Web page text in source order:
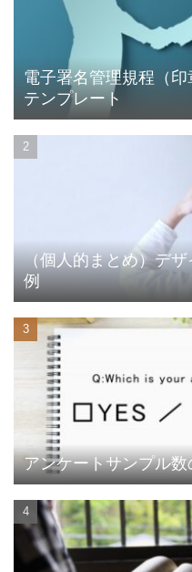
電子署名管理規程（印
テンプレート
（個人的まとめ）デ
例
アンケートサンプル